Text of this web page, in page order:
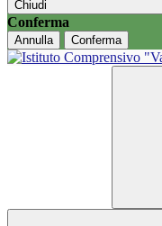
Chiudi
Conferma
Annulla Conferma